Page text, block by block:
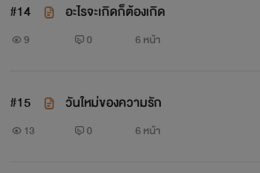
#14 อะไรจะเกิดก็ต้องเกิด
9 0 6 หน้า
#15 วันใหม่ของความรัก
13 0 6 หน้า